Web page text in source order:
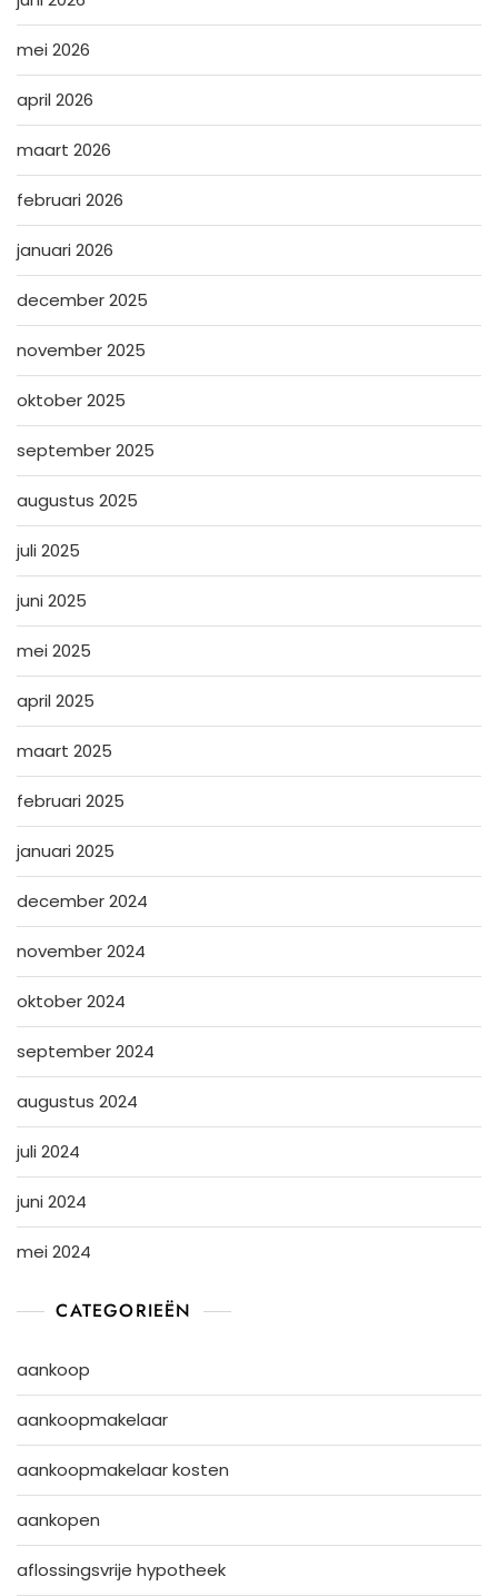
mei 2026
april 2026
maart 2026
februari 2026
januari 2026
december 2025
november 2025
oktober 2025
september 2025
augustus 2025
juli 2025
juni 2025
mei 2025
april 2025
maart 2025
februari 2025
januari 2025
december 2024
november 2024
oktober 2024
september 2024
augustus 2024
juli 2024
juni 2024
mei 2024
CATEGORIEËN
aankoop
aankoopmakelaar
aankoopmakelaar kosten
aankopen
aflossingsvrije hypotheek